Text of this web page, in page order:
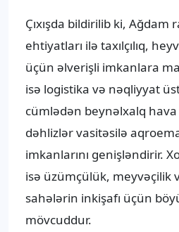
Çıxışda bildirilib ki,
ehtiyatları ilə taxılçılıq,
üçün əlverişli imkanlara
isə logistika və nəqliyyat
cümlədən beynəlxalq hava
dəhlizlər vasitəsilə
imkanlarını genişləndirir.
isə üzümçülük, meyvəçilik
sahələrin inkişafı üçün
mövcuddur.